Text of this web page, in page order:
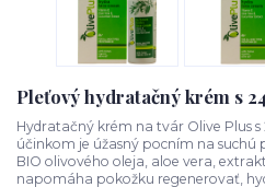
Pleťový hydratačný krém s
Hydratačný krém na tvár Olive Plus
účinkom je úžasný pocním na suchú
BIO olivového oleja, aloe vera,
napomáha pokožku regenerovať,